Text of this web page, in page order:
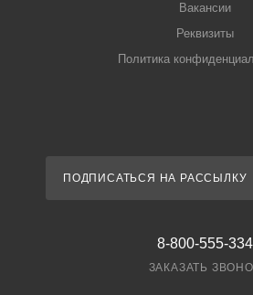
Вакансии
Реквизиты
Политика
ПОДПИСАТЬСЯ НА РАССЫЛКУ
8-800-555-
ЗАКАЗАТЬ